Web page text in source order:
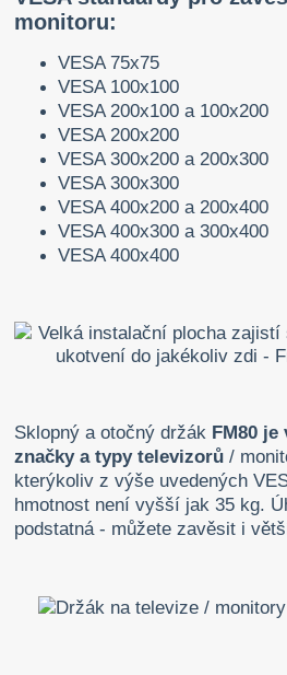
monitoru:
VESA 75x75
VESA 100x100
VESA 200x100 a 100x200
VESA 200x200
VESA 300x200 a 200x300
VESA 300x300
VESA 400x200 a 200x400
VESA 400x300 a 300x400
VESA 400x400
Sklopný a otočný držák FM80 je
značky a typy televizorů /
kterýkoliv z výše uvedených
hmotnost není vyšší jak 35 kg.
podstatná - můžete zavěsit i